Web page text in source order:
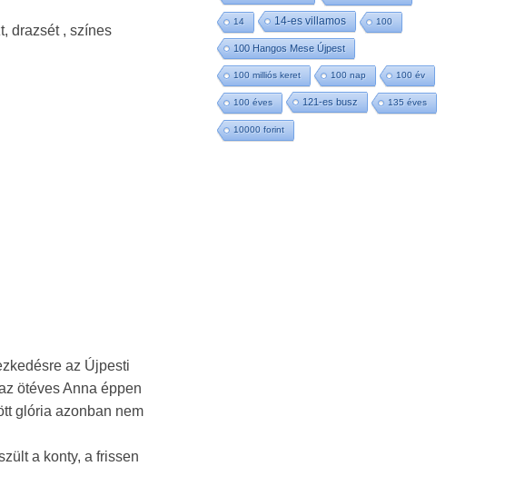
drazsét , színes
az Újpesti
ötéves Anna éppen
glória azonban nem
a konty, a frissen
14 14-es villamos 100
100 Hangos Mese Újpest
100 milliós keret 100 nap 100 év
100 éves 121-es busz 135 éves
10000 forint